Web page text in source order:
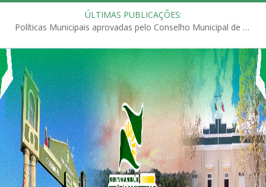
ÚLTIMAS PUBLICAÇÕES:
Políticas Municipais aprovadas pelo Conselho Municipal de Educação (CME)